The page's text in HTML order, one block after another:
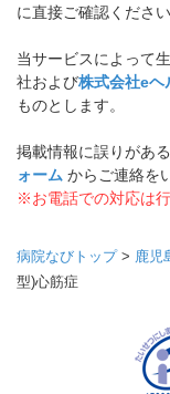
に直接ご確認ください
当サービスによって
社および株式会社eヘ
ものとします。
掲載情報に誤りがあ
ォーム からご連絡を
※お電話での対応は
病院なびトップ> 鹿児
型)心筋症